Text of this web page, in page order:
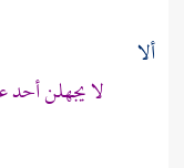
ألا
لا يجهلن